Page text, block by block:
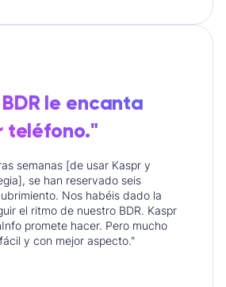
le encanta
teléfono."
semanas [de usar Kaspr y
se han reservado seis
Nos habéis dado la
el ritmo de nuestro BDR. Kaspr
promete hacer. Pero mucho
y con mejor aspecto."